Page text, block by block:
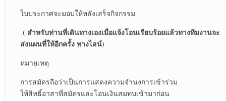
ใบประกาศจะมอบให้หลังเสร็จกิจกรรม
( สำหรับท่านที่เดินทางเองเมื่อแจ้งโอนเรียบร้อยแล้วทางทีมงานจะ
ส่งแผนที่ให้อีกครั้ง ทางไลน์)
หมายเหตุ
การสมัครถือว่าเป็นการแสดงความจำนงการเข้าร่วม
ให้สิทธิ์อาสาที่สมัครและโอนเงินสมทบเข้ามาก่อน